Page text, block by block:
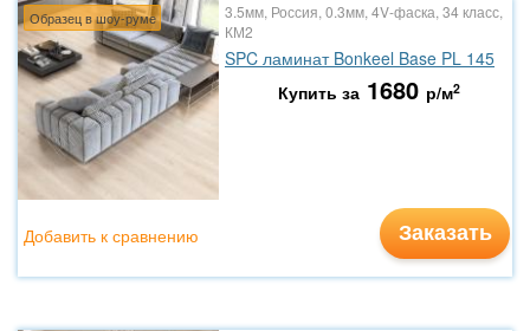
Образец в шоу-руме
3.5мм, Россия, 0.3мм, 4V-фаска, 34 класс,
КМ2
SPC ламинат Bonkeel Base PL 145
Купить за 1680 р/м2
Заказать
Добавить к сравнению